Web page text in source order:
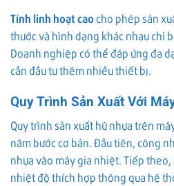
Tính linh hoạt caocho phép sản
thước và hình dạng khác nhau chỉ
Doanh nghiệp có thể đáp ứng đa
cần đầu tư thêm nhiều thiết bị.
Quy Trình Sản Xuất Với
Quy trình sản xuất hũ nhựa trên
năm bước cơ bản. Đầu tiên, công
nhựa vào máy gia nhiệt. Tiếp
nhiệt độ thích hợp thông qua hệ